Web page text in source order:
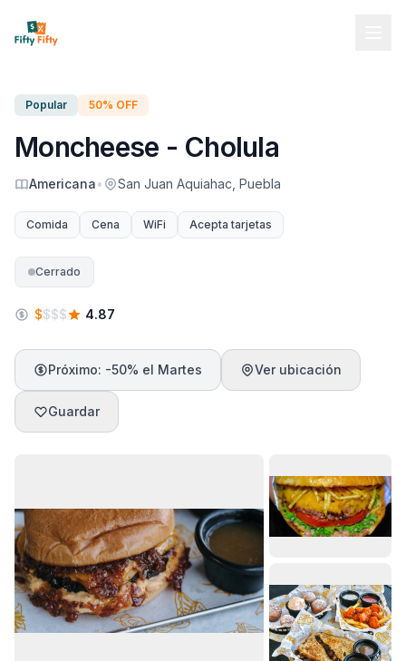
Popular 50% OFF
Moncheese - Cholula
Americana• San Juan Aquiahac, Puebla
Comida Cena WiFi Acepta tarjetas
Cerrado
$$$$ 4.87
Próximo: -50% el Martes Ver ubicación
Guardar